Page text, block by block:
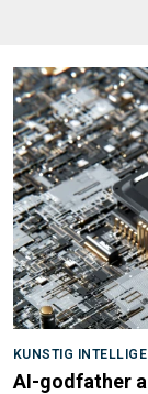
KUNSTIG
AI-godfather